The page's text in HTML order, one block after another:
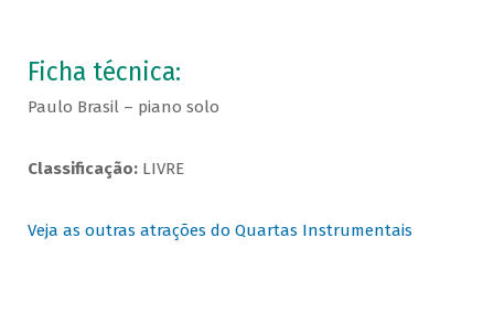
Ficha técnica:
Paulo Brasil – piano solo
Classificação:LIVRE
Veja as outras atrações do Quartas Instrumentais